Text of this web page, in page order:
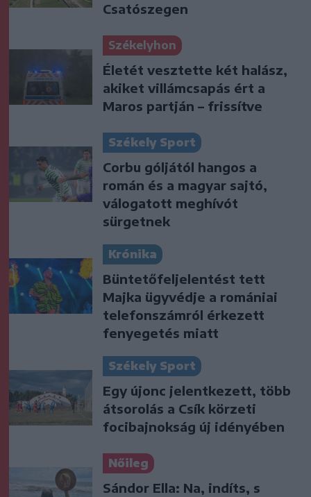
Csatószegen
Székelyhon
Életét vesztette két halász,
akiket villámcsapás ért a
Maros partján – frissítve
Székely Sport
Corbu góljától hangos a
román és a magyar sajtó,
válogatott meghívót
sürgetnek
Krónika
Büntetőfeljelentést tett
Majka ügyvédje a romániai
telefonszámról érkezett
fenyegetés miatt
Székely Sport
Egy újonc jelentkezett, több
átsorolás a Csík körzeti
focibajnokság új idényében
Nőileg
Sándor Ella: Na, indíts, s